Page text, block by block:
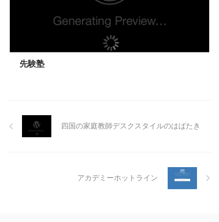
先験塾
四国の家庭教師デスクスタイルのはばたき
アカデミーホットライン